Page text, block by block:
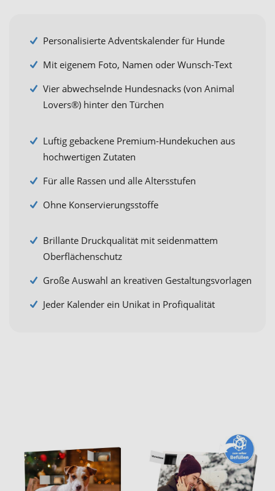
Personalisierte Adventskalender für Hunde
Mit eigenem Foto, Namen oder Wunsch-Text
Vier abwechselnde Hundesnacks (von Animal
Lovers®) hinter den Türchen
Luftig gebackene Premium-Hundekuchen aus
hochwertigen Zutaten
Für alle Rassen und alle Altersstufen
Ohne Konservierungsstoffe
Brillante Druckqualität mit seidenmattem
Oberflächenschutz
Große Auswahl an kreativen Gestaltungsvorlagen
Jeder Kalender ein Unikat in Profiqualität